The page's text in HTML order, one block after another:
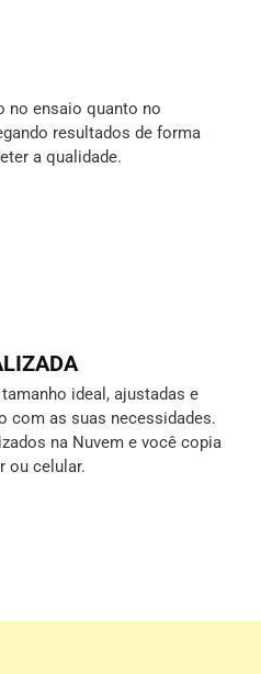
no ensaio quanto no
resultados de forma
a qualidade.
ideal, ajustadas e
com as suas necessidades.
na Nuvem e você copia
ou celular.